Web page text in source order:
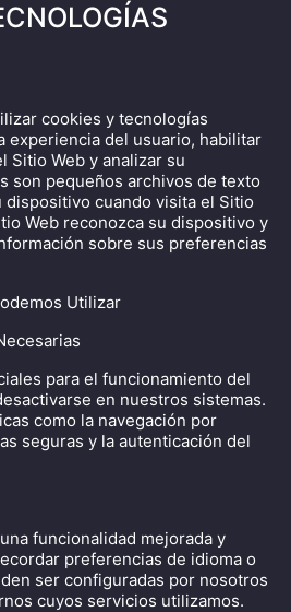
cookies y tecnologías
experiencia del usuario, habilitar
Sitio Web y analizar su
son pequeños archivos de texto
dispositivo cuando visita el Sitio
Web reconozca su dispositivo y
sobre sus preferencias
Utilizar
para el funcionamiento del
en nuestros sistemas.
como la navegación por
seguras y la autenticación del
funcionalidad mejorada y
preferencias de idioma o
ser configuradas por nosotros
cuyos servicios utilizamos.